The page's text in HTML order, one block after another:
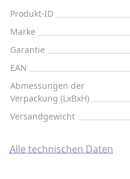
Produkt-ID
Marke
Garantie
EAN
Abmessungen der
Verpackung (LxBxH)
Versandgewicht
Alle technischen Daten